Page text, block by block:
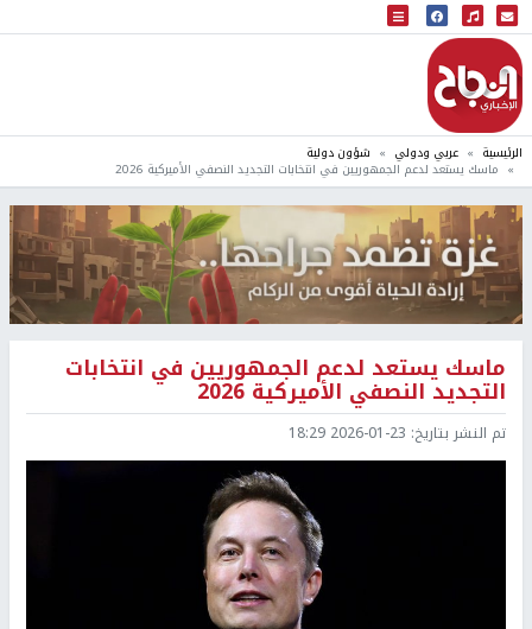
البث المباشر
إذاعة النجاح
الرئيسية عربي ودولي شؤون دولية
ماسك يستعد لدعم الجمهوريين في انتخابات التجديد النصفي الأميركية 2026
ماسك يستعد لدعم الجمهوريين في انتخابات
التجديد النصفي الأميركية 2026
تم النشر بتاريخ: 2026-01-23 18:29